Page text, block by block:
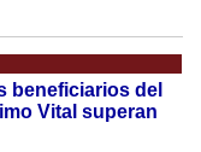
beneficiarios del
Vital superan